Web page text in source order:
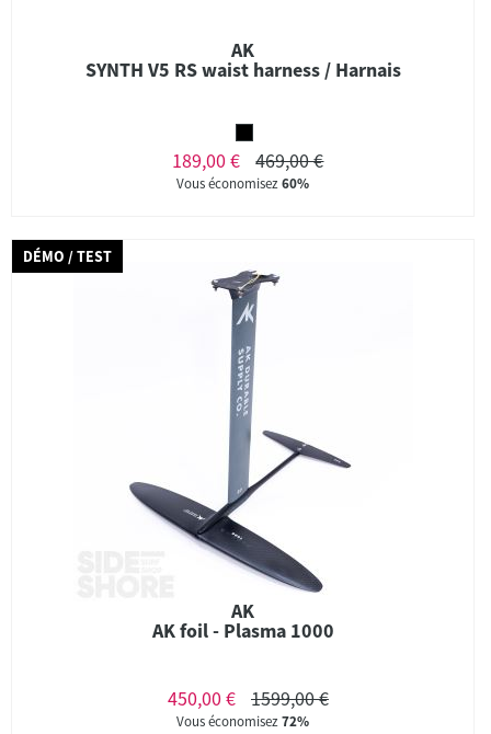
AK
SYNTH V5 RS waist harness / Harnais
189,00 € 469,00 €
Vous économisez60%
DÉMO / TEST
AK
AK foil - Plasma 1000
450,00 € 1599,00 €
Vous économisez72%